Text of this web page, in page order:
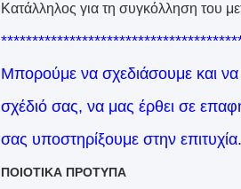
Κατάλληλος για τη συγκόλληση του
Μπορούμε να σχεδιάσουμε και
σχέδιό σας, να μας έρθει σε
σας υποστηρίξουμε στην επιτυχία.
ΠΟΙΟΤΙΚΑ ΠΡΟΤΥΠΑ